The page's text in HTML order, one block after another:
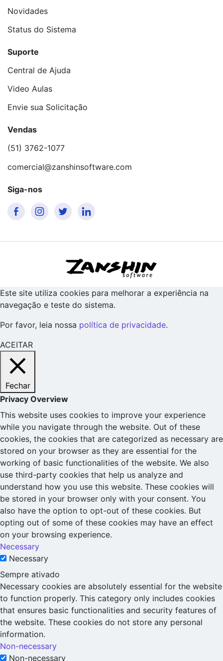
Novidades
Status do Sistema
Suporte
Central de Ajuda
Video Aulas
Envie sua Solicitação
Vendas
(51) 3762-1077
comercial@zanshinsoftware.com
Siga-nos
Este site utiliza cookies para melhorar a experiência na
navegação e teste do sistema.
Por favor, leia nossa política de privacidade.
ACEITAR
Fechar
Privacy Overview
This website uses cookies to improve your experience
while you navigate through the website. Out of these
cookies, the cookies that are categorized as necessary are
stored on your browser as they are essential for the
working of basic functionalities of the website. We also
use third-party cookies that help us analyze and
understand how you use this website. These cookies will
be stored in your browser only with your consent. You
also have the option to opt-out of these cookies. But
opting out of some of these cookies may have an effect
on your browsing experience.
Necessary
Necessary
Sempre ativado
Necessary cookies are absolutely essential for the website
to function properly. This category only includes cookies
that ensures basic functionalities and security features of
the website. These cookies do not store any personal
information.
Non-necessary
Non-necessary